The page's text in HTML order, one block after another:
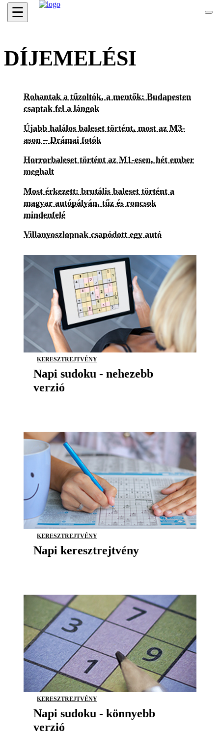
☰
DÍJEMELÉSI
Rohantak a tűzoltók, a mentők: Budapesten
csaptak fel a lángok
Újabb halálos baleset történt, most az M3-
ason – Drámai fotók
Horrorbaleset történt az M1-esen, hét ember
meghalt
Most érkezett: brutális baleset történt a
magyar autópályán, tűz és roncsok
mindenfelé
Villanyoszlopnak csapódott egy autó
KERESZTREJTVÉNY
Napi sudoku - nehezebb
verzió
KERESZTREJTVÉNY
Napi keresztrejtvény
KERESZTREJTVÉNY
Napi sudoku - könnyebb
verzió